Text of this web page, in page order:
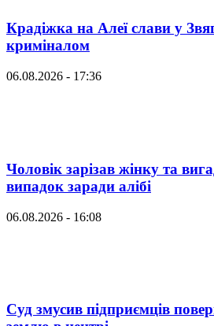
Крадіжка на Алеї слави у
криміналом
06.08.2026 - 17:36
Чоловік зарізав жінку та
випадок заради алібі
06.08.2026 - 16:08
Суд змусив підприємців